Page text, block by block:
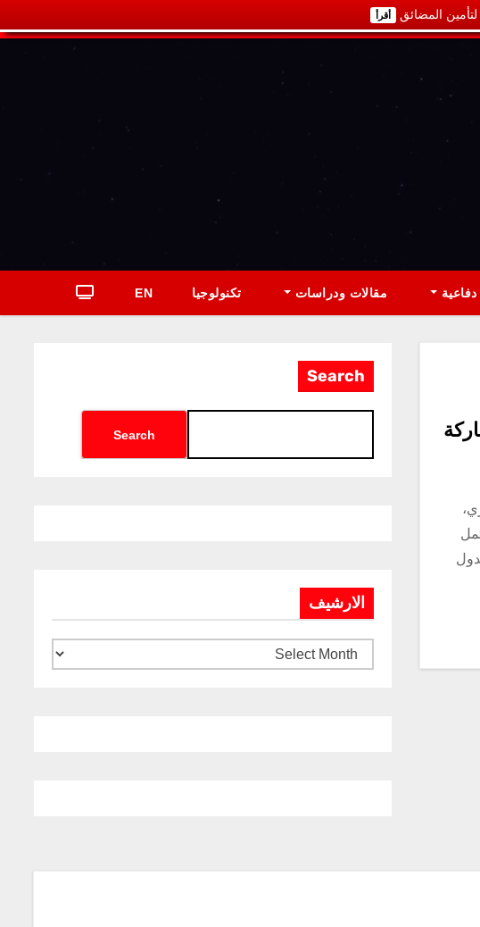
المضائق أقرأ
مقالات ودراسات تكنولوجيا EN
Search
Search
الارشيف